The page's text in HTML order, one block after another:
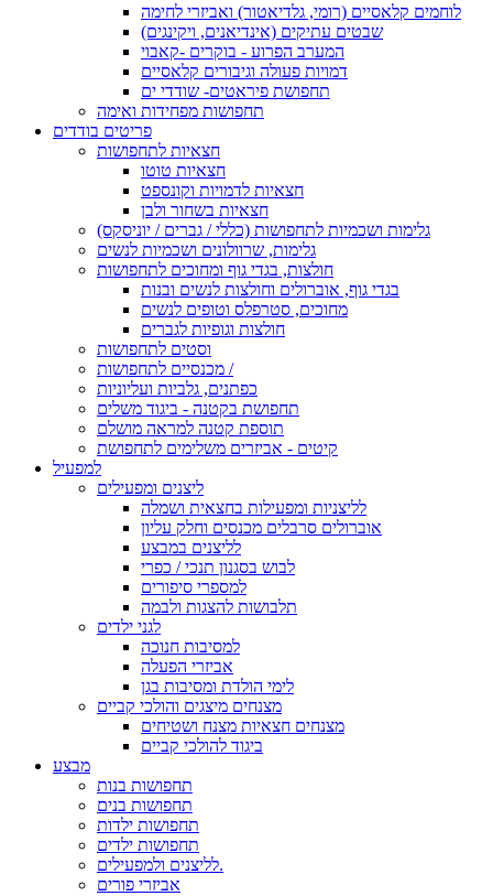
לוחמים קלאסיים (רומי, גלדיאטור) ואביזרי לחימה
שבטים עתיקים (אינדיאנים, ויקינגים)
המערב הפרוע - בוקרים -קאבוי
דמויות פעולה וגיבורים קלאסיים
תחפושת פיראטים- שודדי ים
תחפושות מפחידות ואימה
פריטים בודדים
חצאיות לתחפושות
חצאיות טוטו
חצאיות לדמויות וקונספט
חצאיות בשחור ולבן
גלימות ושכמיות לתחפושות (כללי / גברים / יוניסקס)
גלימות, שרוולונים ושכמיות לנשים
חולצות, בגדי גוף ומחוכים לתחפושות
בגדי גוף, אוברולים וחולצות לנשים ובנות
מחוכים, סטרפלס וטופים לנשים
חולצות וגופיות לגברים
וסטים לתחפושות
מכנסיים לתחפושות /
כפתנים, גלביות ועליוניות
תחפושת בקטנה - ביגוד משלים
תוספת קטנה למראה מושלם
קיטים - אביזרים משלימים לתחפושת
למפעיל
ליצנים ומפעילים
לליצניות ומפעילות בחצאית ושמלה
אוברולים סרבלים מכנסים וחלק עליון
לליצנים במבצע
לבוש בסגנון תנכי / כפרי
למספרי סיפורים
תלבושות להצגות ולבמה
לגני ילדים
למסיבות חנוכה
אביזרי הפעלה
לימי הולדת ומסיבות בגן
מצנחים מיצגים והולכי קביים
מצנחים חצאיות מצנח ושטיחים
ביגוד להולכי קביים
מבצע
תחפושות בנות
תחפושות בנים
תחפושות ילדות
תחפושות ילדים
לליצנים ולמפעילים.
אביזרי פורים